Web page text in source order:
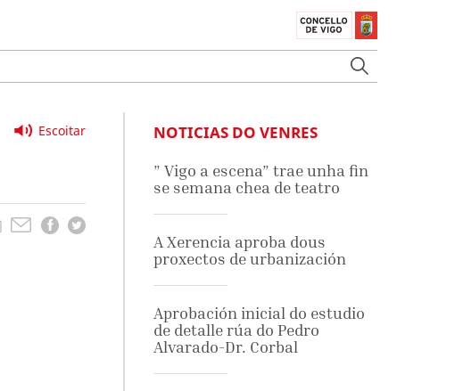
Escoitar NOTICIAS DO VENRES
” Vigo a escena” trae unha fin
se semana chea de teatro
A Xerencia aproba dous
proxectos de urbanización
Aprobación inicial do estudio
de detalle rúa do Pedro
Alvarado-Dr. Corbal